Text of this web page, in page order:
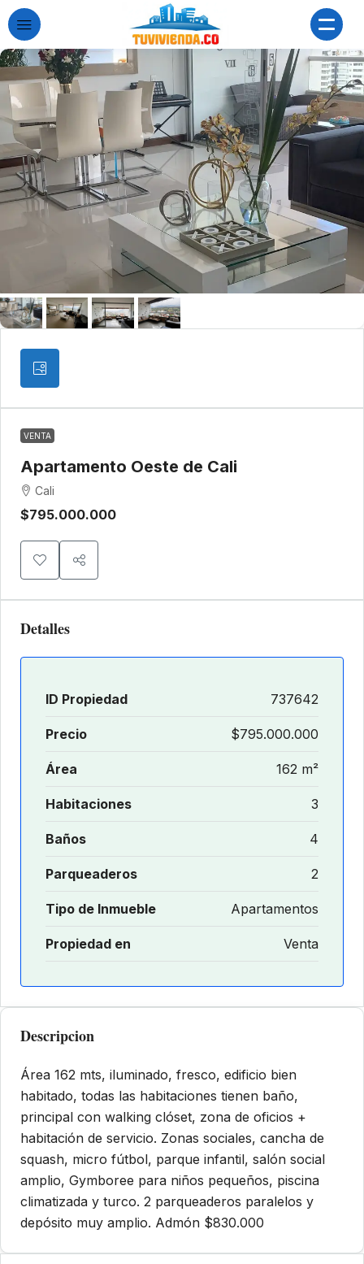
VENTA
Apartamento Oeste de Cali
Cali
$795.000.000
Detalles
ID Propiedad 737642
Precio $795.000.000
Área 162 m²
Habitaciones 3
Baños 4
Parqueaderos 2
Tipo de Inmueble Apartamentos
Propiedad en Venta
Descripcion
Área 162 mts, iluminado, fresco, edificio bien
habitado, todas las habitaciones tienen baño,
principal con walking clóset, zona de oficios +
habitación de servicio. Zonas sociales, cancha de
squash, micro fútbol, parque infantil, salón social
amplio, Gymboree para niños pequeños, piscina
climatizada y turco. 2 parqueaderos paralelos y
depósito muy amplio. Admón $830.000